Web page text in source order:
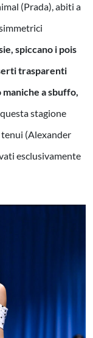
(Prada), abiti a
spiccano i pois
trasparenti
a sbuffo,
stagione
(Alexander
esclusivamente